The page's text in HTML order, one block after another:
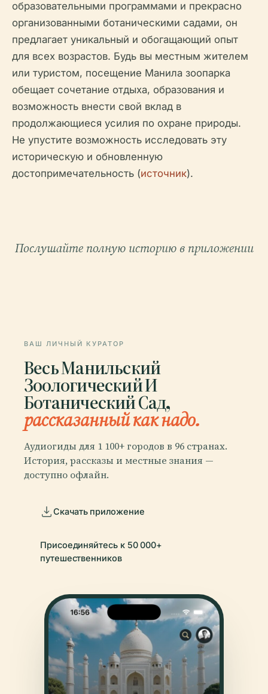
образовательными программами и прекрасно
организованными ботаническими садами, он
предлагает уникальный и обогащающий опыт
для всех возрастов. Будь вы местным жителем
или туристом, посещение Манила зоопарка
обещает сочетание отдыха, образования и
возможность внести свой вклад в
продолжающиеся усилия по охране природы.
Не упустите возможность исследовать эту
историческую и обновленную
достопримечательность (источник).
Послушайте полную историю в приложении
ВАШ ЛИЧНЫЙ КУРАТОР
Весь Манильский
Зоологический И
Ботанический Сад,
рассказанный как надо.
Аудиогиды для 1 100+ городов в 96 странах.
История, рассказы и местные знания —
доступно офлайн.
Скачать приложение
Присоединяйтесь к 50 000+
путешественников